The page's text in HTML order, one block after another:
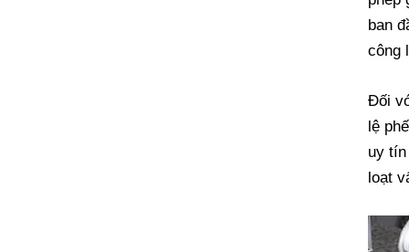
ban
công
Đối
lệ
uy
loạt